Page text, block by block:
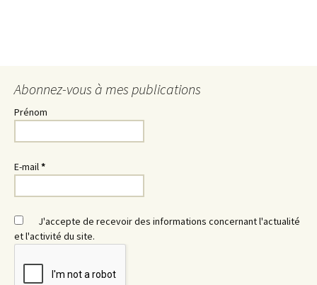
Abonnez-vous à mes publications
Prénom
E-mail*
J'accepte de recevoir des informations concernant l'actualité
et l'activité du site.